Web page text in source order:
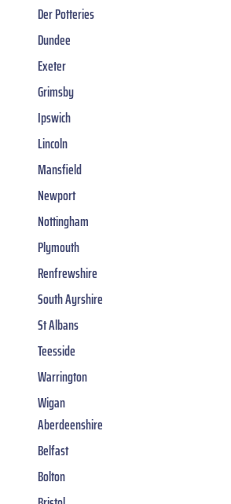
Der Potteries
Dundee
Exeter
Grimsby
Ipswich
Lincoln
Mansfield
Newport
Nottingham
Plymouth
Renfrewshire
South Ayrshire
St Albans
Teesside
Warrington
Wigan
Aberdeenshire
Belfast
Bolton